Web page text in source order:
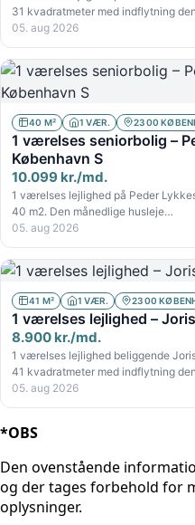
31 kvadratmeter med indflytning
05. aug 2026
40 M² 1 VÆR. 2300
1 værelses seniorbolig –
København S
10.099 kr./md.
1 værelses lejlighed på Peder
40 m2. Den månedlige husleje…
05. aug 2026
41 M² 1 VÆR. 2300
1 værelses lejlighed –
8.900 kr./md.
1 værelses lejlighed beliggende
41 kvadratmeter med indflytning
05. aug 2026
*OBS
Den ovenstående
og der tages forbehold for
oplysninger.